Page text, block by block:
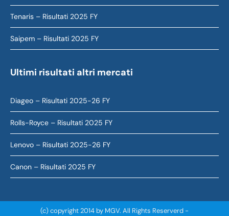
Tenaris – Risultati 2025 FY
Saipem – Risultati 2025 FY
Ultimi risultati altri mercati
Diageo – Risultati 2025-26 FY
Rolls-Royce – Risultati 2025 FY
Lenovo – Risultati 2025-26 FY
Canon – Risultati 2025 FY
(c) copyright 2014 by MGV. All Rights Reserverd -